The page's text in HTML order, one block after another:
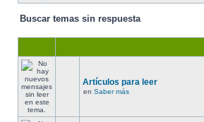
Buscar temas sin respuesta
Artículos para leer
en Saber más